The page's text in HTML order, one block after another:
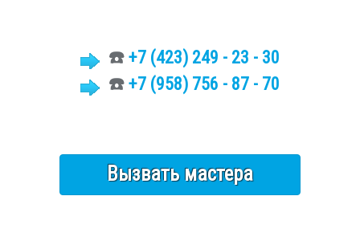
☎️ +7 (423) 249 - 23 - 30
☎️ +7 (958) 756 - 87 - 70
Вызвать мастера